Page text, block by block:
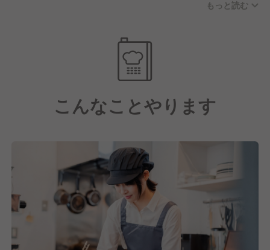
を製作）を設置し製造実演します。
全てのお客様に店内工房でつくったバターを楽しんで
もっと読む
こんなことやります